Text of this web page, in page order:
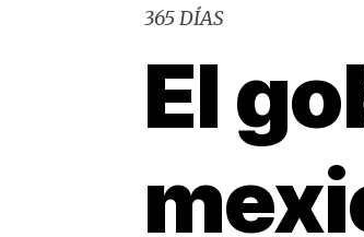
365 DÍAS
El